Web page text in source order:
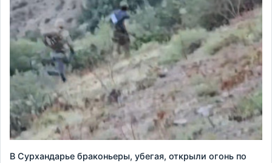
В Сурхандарье браконьеры, убегая, открыли огонь по